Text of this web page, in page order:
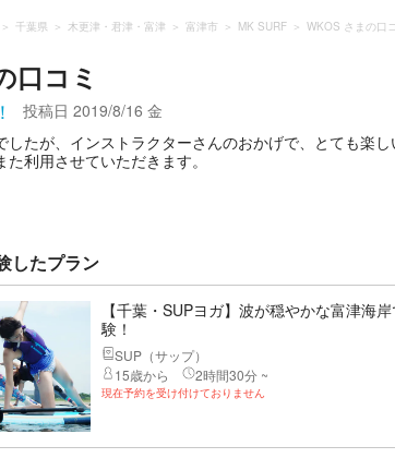
千葉県 木更津・君津・富津 富津市 MK SURF WKOS さまの口
口コミ
投稿日 2019/8/16 金
したが、インストラクターさんのおかげで、とても楽
利用させていただきます。
したプラン
【千葉・SUPヨガ】波が穏やかな富津海
験！
SUP（サップ）
15歳から
2時間30分 ~
現在予約を受け付けておりません